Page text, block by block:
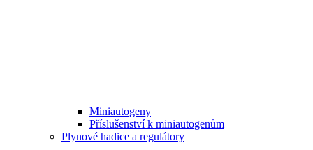
Miniautogeny
Příslušenství k miniautogenům
Plynové hadice a regulátory